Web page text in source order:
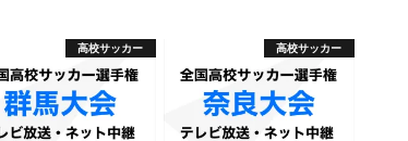
高校サッカー 高校サッカー